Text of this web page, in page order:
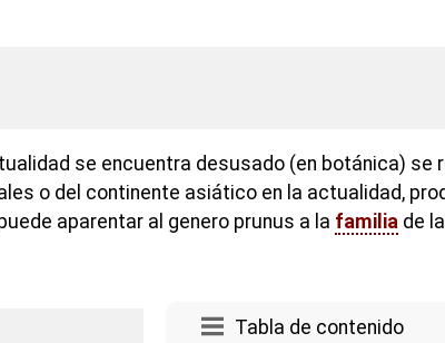
se encuentra desusado (en botánica) se
o del continente asiático en la actualidad,
aparentar al genero prunus a la familia de
Tabla de contenido